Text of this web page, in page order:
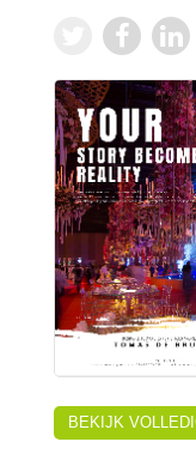
BEKIJK